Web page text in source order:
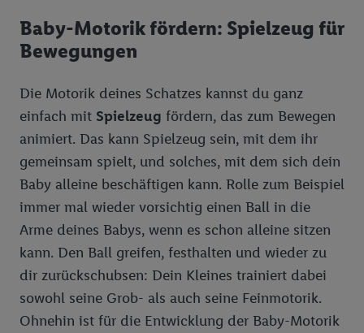
Baby-Motorik fördern: Spielzeug für
Bewegungen
Die Motorik deines Schatzes kannst du ganz
einfach mit Spielzeug fördern, das zum Bewegen
animiert. Das kann Spielzeug sein, mit dem ihr
gemeinsam spielt, und solches, mit dem sich dein
Baby alleine beschäftigen kann. Rolle zum Beispiel
immer mal wieder vorsichtig einen Ball in die
Arme deines Babys, wenn es schon alleine sitzen
kann. Den Ball greifen, festhalten und wieder zu
dir zurückschubsen: Dein Kleines trainiert dabei
sowohl seine Grob- als auch seine Feinmotorik.
Ohnehin ist für die Entwicklung der Baby-Motorik